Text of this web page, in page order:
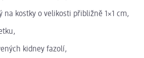
na kostky o velikosti přibližně 1×1 cm,
kidney fazolí,